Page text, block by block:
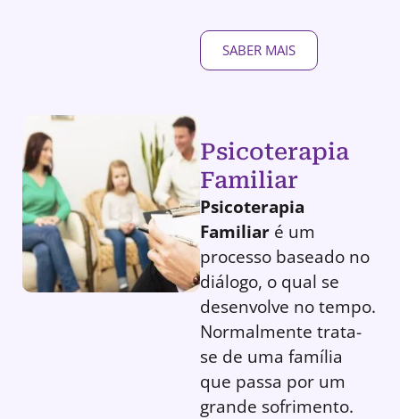
SABER MAIS
Psicoterapia
Familiar
Psicoterapia
Familiar é um
processo baseado no
diálogo, o qual se
desenvolve no tempo.
Normalmente trata-
se de uma família
que passa por um
grande sofrimento.